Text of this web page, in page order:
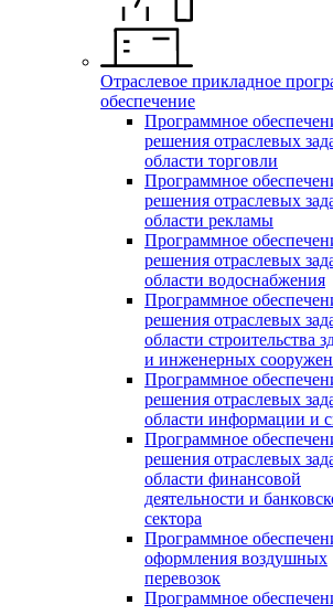
Отраслевое прикладное
обеспечение
Программное
решения отраслевых
области торговли
Программное
решения отраслевых
области рекламы
Программное
решения отраслевых
области водоснабжения
Программное
решения отраслевых
области строительства
и инженерных
Программное
решения отраслевых
области информации и
Программное
решения отраслевых
области финансовой
деятельности и
сектора
Программное
оформления воздушных
перевозок
Программное